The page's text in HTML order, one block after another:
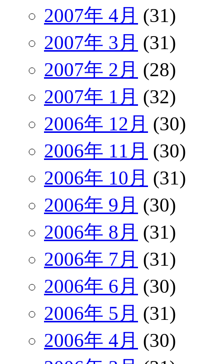
2007年 4月 (31)
2007年 3月 (31)
2007年 2月 (28)
2007年 1月 (32)
2006年 12月 (30)
2006年 11月 (30)
2006年 10月 (31)
2006年 9月 (30)
2006年 8月 (31)
2006年 7月 (31)
2006年 6月 (30)
2006年 5月 (31)
2006年 4月 (30)